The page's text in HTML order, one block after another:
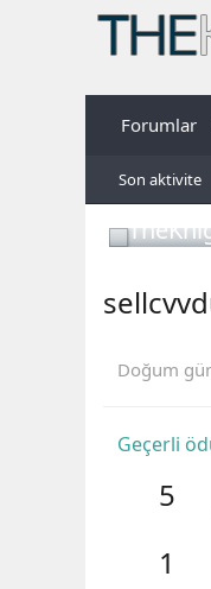
Forumlar
Son aktivite
Doğum
Geçerli
5
1